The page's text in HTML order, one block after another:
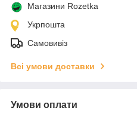
Магазини Rozetka
Укрпошта
Самовивіз
Всі умови доставки
Умови оплати